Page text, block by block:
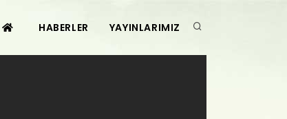
HABERLER YAYINLARIMIZ